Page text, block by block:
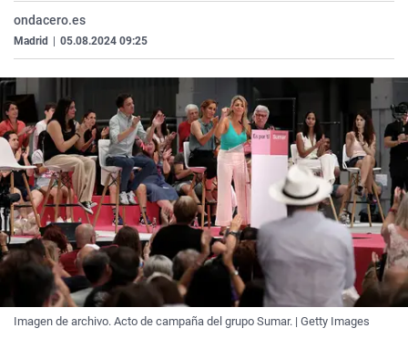
ondacero.es
Madrid 05.08.2024 09:25
Imagen de archivo. Acto de campaña del grupo Sumar. | Getty Images